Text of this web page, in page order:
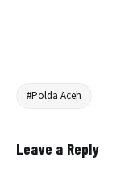
#Polda Aceh
Leave a Reply